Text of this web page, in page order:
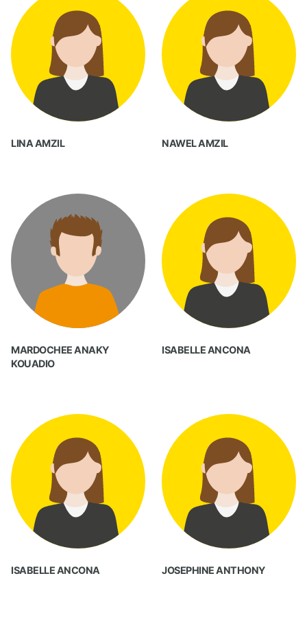
LINA AMZIL NAWEL AMZIL
MARDOCHEE ANAKY
KOUADIO
ISABELLE ANCONA
ISABELLE ANCONA JOSEPHINE ANTHONY